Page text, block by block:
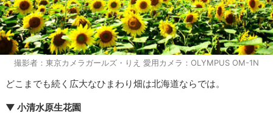
撮影者：東京カメラガールズ・りえ 愛用カメラ：OLYMPUS OM-1N
どこまでも続く広大なひまわり畑は北海道ならでは。
▼ 小清水原生花園